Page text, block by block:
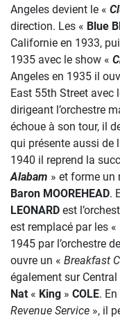
Angeles devient le «
direction. Les « Blue
Californie en 1933,
1935 avec le show «
Angeles en 1935 il
East 55th Street avec
dirigeant l’orchestre
échoue à son tour, il
qui présente aussi de
1940 il reprend la
Alabam » et forme un
Baron MOOREHEAD.
LEONARD est
est remplacé par les «
1945 par l’orchestre de
ouvre un « Breakfast
également sur
Nat « King » COLE.
Revenue Service », il